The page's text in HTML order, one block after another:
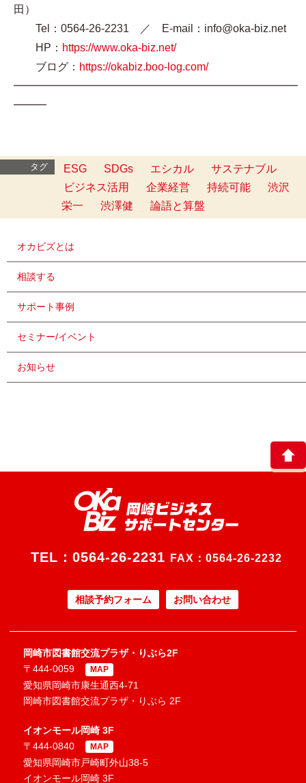
田）
Tel：0564-26-2231 ／ E-mail：info@oka-biz.net
HP： https://www.oka-biz.net/
ブログ： https://okabiz.boo-log.com/
━━━━━━━━━━━━━━━━━━━━━━━━━━
━━━
タグ ESG SDGs エシカル
サステナブル
ビジネス活用
企業経営 持続可能
渋沢
栄一
渋澤健 論語と算盤
オカビズとは
相談する
サポート事例
セミナー/イベント
お知らせ
TEL： 0564-26-2231 FAX：0564-26-2232
相談予約フォーム お問い合わせ
岡崎市図書館交流プラザ・りぶら2F
〒444-0059
MAP
愛知県岡崎市康生通西4-71
岡崎市図書館交流プラザ・りぶら 2F
イオンモール岡崎 3F
〒444-0840
MAP
愛知県岡崎市戸崎町外山38-5
イオンモール岡崎 3F